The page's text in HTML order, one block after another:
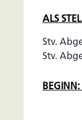
ALS
Stv.
Stv.